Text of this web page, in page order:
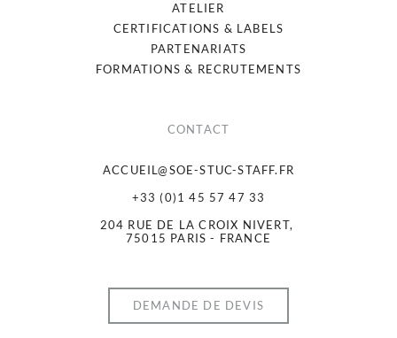
ATELIER
CERTIFICATIONS & LABELS
PARTENARIATS
FORMATIONS & RECRUTEMENTS
CONTACT
ACCUEIL@SOE-STUC-STAFF.FR
+33 (0)1 45 57 47 33
204 RUE DE LA CROIX NIVERT,
75015 PARIS - FRANCE
DEMANDE DE DEVIS